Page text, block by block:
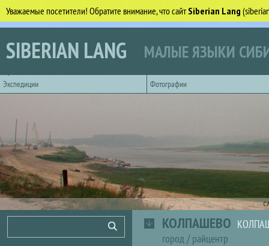
Уважаемые посетители! Обратите внимание, что сайтSiberian Lang
Перейти к основному содержанию
SIBERIAN LANG МАЛЫЕ ЯЗЫКИ
Экспедиции
Фотографии
КОЛПАШЕВО
город/райцентр
Поиск